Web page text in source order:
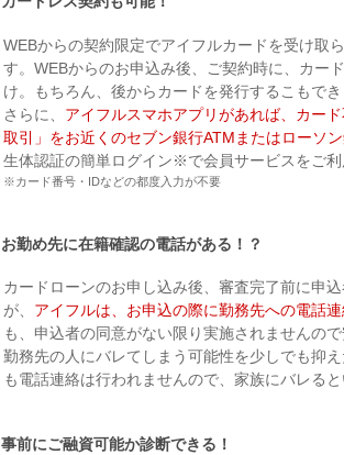
WEBからの契約限定でアイフルカードを受け取
す。WEBからのお申込み後、ご契約時に、カー
け。もちろん、後からカードを発行するこもでき
さらに、 アイフルスマホアプリがあれば、カー
取引」をお近くのセブン銀行ATMまたはローソ
生体認証の簡単ログイン※で会員サービスをご利
※カード番号・IDなどの都度入力が不要
お勤め先に在籍確認の電話がある！？
カードローンのお申し込み後、審査完了前に申
が、 アイフルは、お申込の際に勤務先への電話連
も、申込者の同意がない限り実施されませんので
勤務先の人にバレてしまう可能性を少しでも抑
も電話連絡は行われませんので、家族にバレると
事前にご融資可能か診断できる！